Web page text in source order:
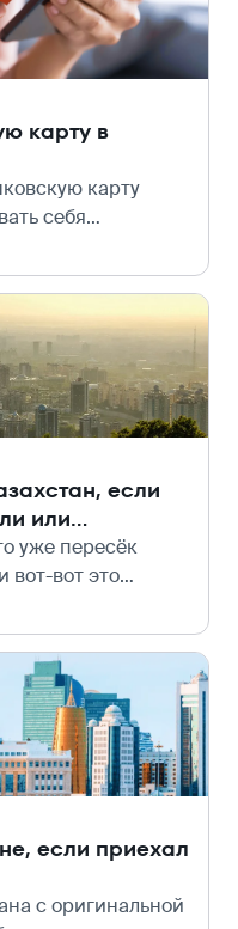
карту в
карту
себя
придётся
страну лично,
если
или
уже пересёк
вот-вот это
севера от
места, по…
если приехал
с оригинальной